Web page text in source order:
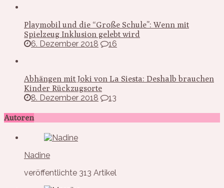
Playmobil und die “Große Schule”: Wenn mit
Spielzeug Inklusion gelebt wird
6. Dezember 2018
16
Abhängen mit Joki von La Siesta: Deshalb brauchen
Kinder Rückzugsorte
8. Dezember 2018
13
Autoren
Nadine
veröffentlichte 313 Artikel